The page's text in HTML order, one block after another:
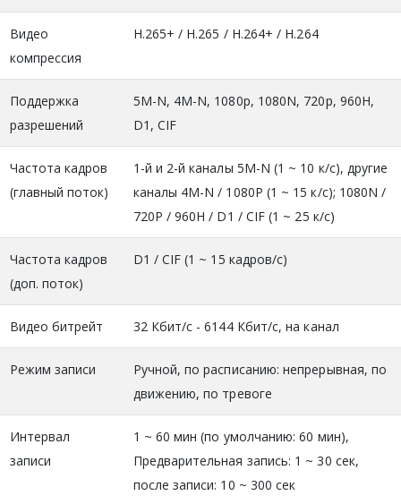
Видео
компрессия
H.265+ / H.265 / H.264+ / H.264
Поддержка
разрешений
5M-N, 4M-N, 1080p, 1080N, 720p, 960H,
D1, CIF
Частота кадров
(главный поток)
1-й и 2-й каналы 5M-N (1 ~ 10 к/с), другие
каналы 4M-N / 1080P (1 ~ 15 к/с); 1080N /
720P / 960H / D1 / CIF (1 ~ 25 к/с)
Частота кадров
(доп. поток)
D1 / CIF (1 ~ 15 кадров/с)
Видео битрейт 32 Кбит/с - 6144 Кбит/с, на канал
Режим записи
Ручной, по расписанию: непрерывная, по
движению, по тревоге
Интервал
записи
1 ~ 60 мин (по умолчанию: 60 мин),
Предварительная запись: 1 ~ 30 сек,
после записи: 10 ~ 300 сек